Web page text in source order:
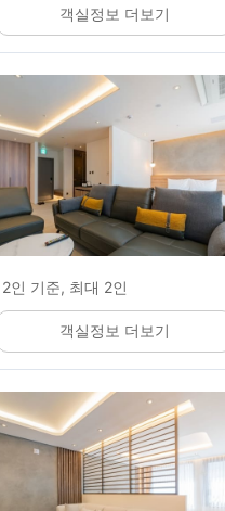
객실정보 더보기
2인 기준, 최대 2인
객실정보 더보기